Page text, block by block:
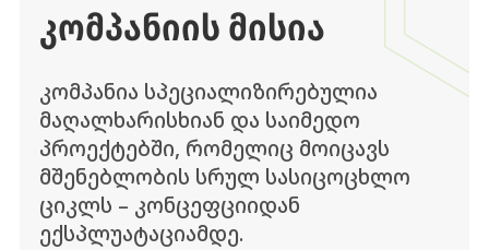
ᲙᲝᲛᲞᲐᲜᲘᲘᲡ ᲛᲘᲡᲘᲐ
კომპანია სპეციალიზირებულია
მაღალხარისხიან და საიმედო
პროექტებში, რომელიც მოიცავს
მშენებლობის სრულ სასიცოცხლო
ციკლს – კონცეფციიდან
ექსპლუატაციამდე.